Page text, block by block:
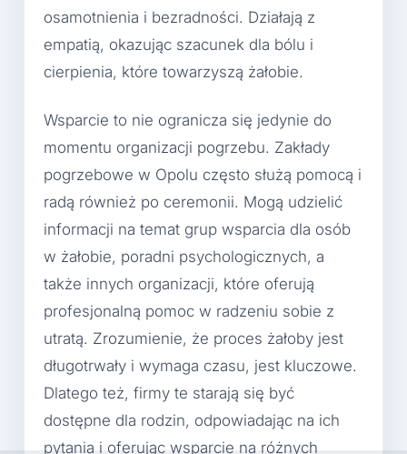
osamotnienia i bezradności. Działają z
empatią, okazując szacunek dla bólu i
cierpienia, które towarzyszą żałobie.
Wsparcie to nie ogranicza się jedynie do
momentu organizacji pogrzebu. Zakłady
pogrzebowe w Opolu często służą pomocą i
radą również po ceremonii. Mogą udzielić
informacji na temat grup wsparcia dla osób
w żałobie, poradni psychologicznych, a
także innych organizacji, które oferują
profesjonalną pomoc w radzeniu sobie z
utratą. Zrozumienie, że proces żałoby jest
długotrwały i wymaga czasu, jest kluczowe.
Dlatego też, firmy te starają się być
dostępne dla rodzin, odpowiadając na ich
pytania i oferując wsparcie na różnych